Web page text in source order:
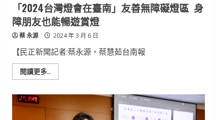
「2024台灣燈會在臺南」友善無障礙燈區 身
障朋友也能暢遊賞燈
蔡 永源 2024 年 3 月 6 日
【民正新聞記者:蔡永源，蔡慧茹台南報
閱讀更多..
more
灣
燈